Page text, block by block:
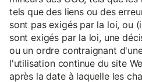
tels que des liens ou des
sont pas exigés par la loi, ou
sont exigés par la loi, une
ou un ordre contraignant
l'utilisation continue du site
après la date à laquelle les